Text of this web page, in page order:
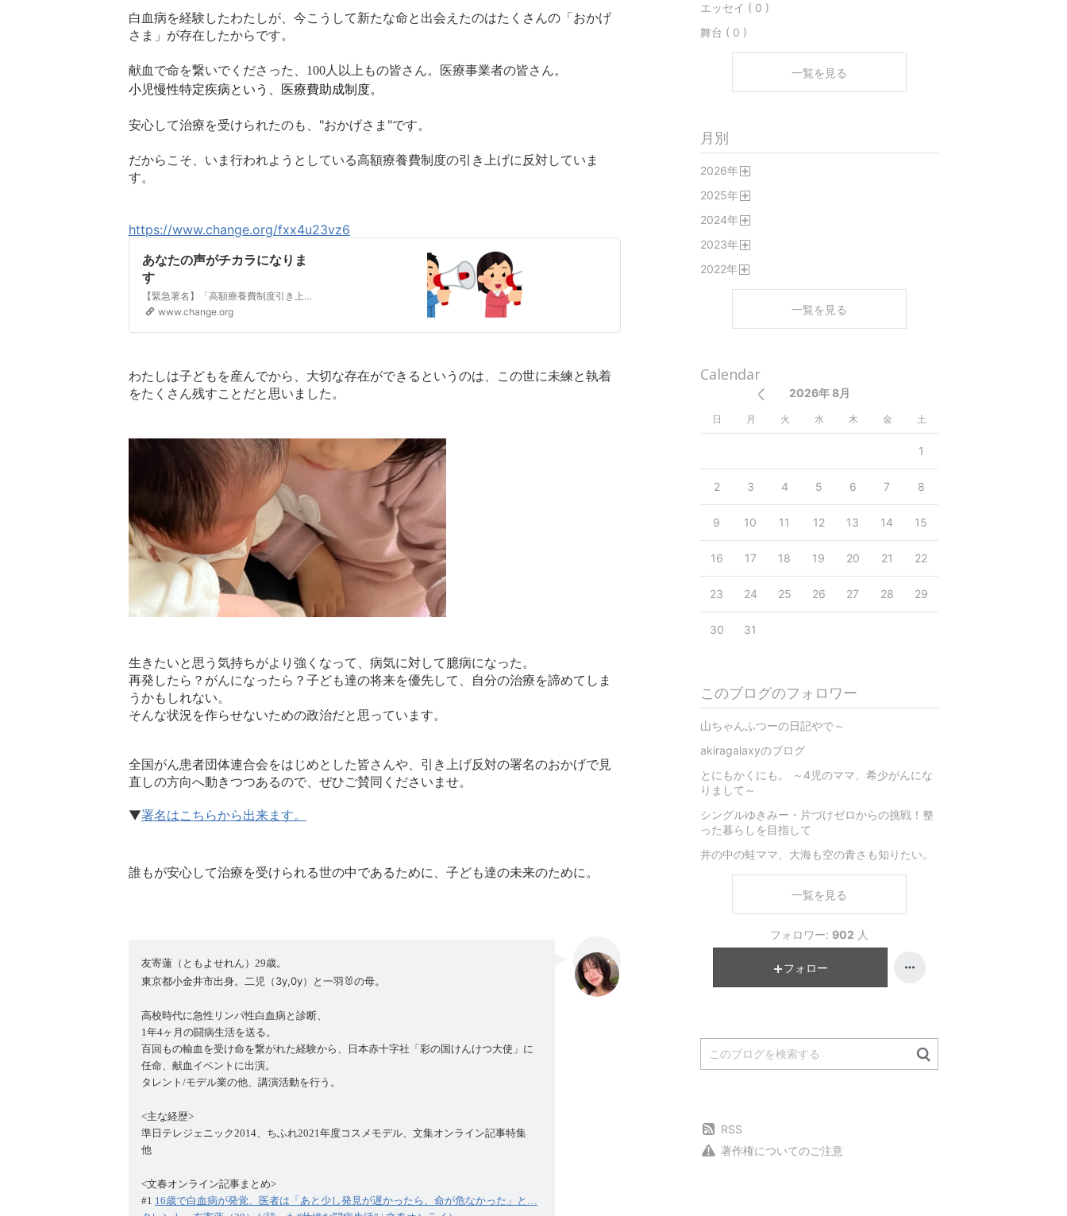
白血病を経験したわたしが、今こうして新たな命と出会えたのはたくさんの「おかげ
さま」が存在したからです。
献血で命を繋いでくださった、 100人以上もの皆さん。 医療事業者の皆さん。
小児慢性特定疾病という、医療費助成制度。
安心して治療を受けられたのも、"おかげさま"です。
だからこそ、いま行われようとしている高額療養費制度の引き上げに反対していま
す。
https://www.change.org/fxx4u23vz6
あなたの声がチカラになりま
す
【緊急署名】「高額療養費制度引き上げ反対」石破首相・福岡厚生労働大臣にがんや難病患者・家族の切実な声を届けたい
www.change.org
わたしは子どもを産んでから、大切な存在ができるというのは、この世に未練と執着
をたくさん残すことだと思いました。
生きたいと思う気持ちがより強くなって、病気に対して臆病になった。
再発したら？がんになったら？子ども達の将来を優先して、自分の治療を諦めてしま
うかもしれない。
そんな状況を作らせないための政治だと思っています。
全国がん患者団体連合会をはじめとした皆さんや、引き上げ反対の署名のおかげで見
直しの方向へ動きつつあるので、ぜひご賛同くださいませ。
▼署名はこちらから出来ます。
誰もが安心して治療を受けられる世の中であるために、子ども達の未来のために。
友寄蓮（ともよせれん） 29歳。
東京都小金井市出身。二児（3y,0y）と一羽🐰の母。
高校時代に急性リンパ性白血病と診断、
1年4ヶ月の闘病生活を送る。
百回もの輸血を受け命を繋がれた経験から、日本赤十字社「彩の国けんけつ大使」に
任命、献血イベントに出演。
タレント /モデル業の他、講演活動を行う。
<主な経歴>
準日テレジェニック2014 、ちふれ2021年度コスメモデル、文集オンライン記事特集
他
<文春オンライン記事まとめ>
#1 16歳で白血病が発覚、医者は「あと少し発見が遅かったら、命が危なかった」と …
エッセイ ( 0 )
舞台 ( 0 )
一覧を見る
月別
2026年
2025年
2024年
2023年
2022年
一覧を見る
Calendar
2026年 8月
日 月 火 水 木 金 土
1
2 3 4 5 6 7 8
9 10 11 12 13 14 15
16 17 18 19 20 21 22
23 24 25 26 27 28 29
30 31
このブログのフォロワー
山ちゃんふつーの日記やで～
akiragalaxyのブログ
とにもかくにも。 ～4児のママ、希少がんにな
りまして～
シングルゆきみー・片づけゼロからの挑戦！整
った暮らしを目指して
井の中の蛙ママ、大海も空の青さも知りたい。
一覧を見る
フォロワー: 902 人
フォロー
RSS
著作権についてのご注意